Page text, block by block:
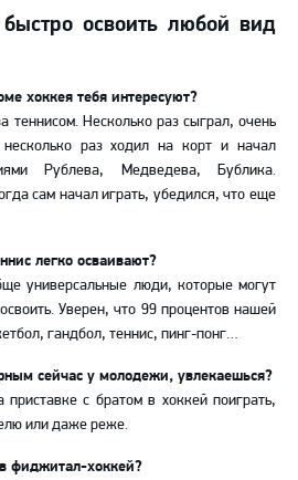
освоить любой вид
хоккея тебя интересуют?
Несколько раз сыграл, очень
раз ходил на корт и начал
Рублева, Медведева, Бублика.
сам начал играть, убедился, что еще
легко осваивают?
универсальные люди, которые могут
Уверен, что 99 процентов нашей
гандбол, теннис, пинг-понг…
сейчас у молодежи, увлекаешься?
с братом в хоккей поиграть,
или даже реже.
фиджитал-хоккей?